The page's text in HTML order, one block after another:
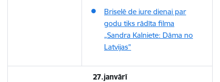
Briselē de iure dienai par
godu tiks rādīta filma
„Sandra Kalniete: Dāma no
Latvijas"
27.janvārī